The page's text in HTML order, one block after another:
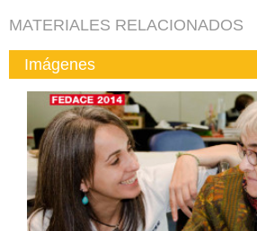
MATERIALES RELACIONADOS
Imágenes